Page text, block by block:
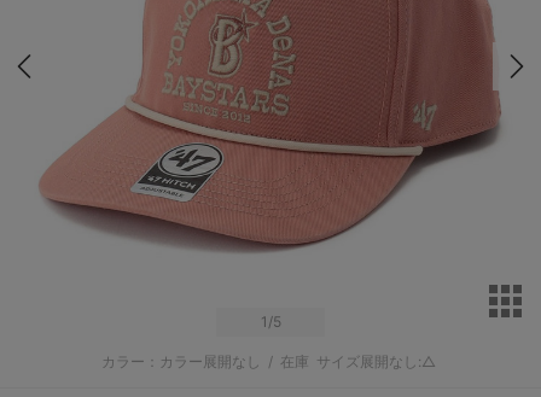
1 /5
カラー：カラー展開なし / 在庫 サイズ展開なし:△